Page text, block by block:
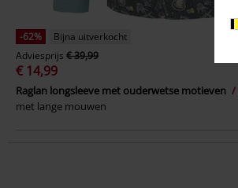
-62%
Bijna uitverkocht
Adviesprijs € 39,99
€ 14,99
Raglan longsleeve met ouderwetse motieven
met lange mouwen